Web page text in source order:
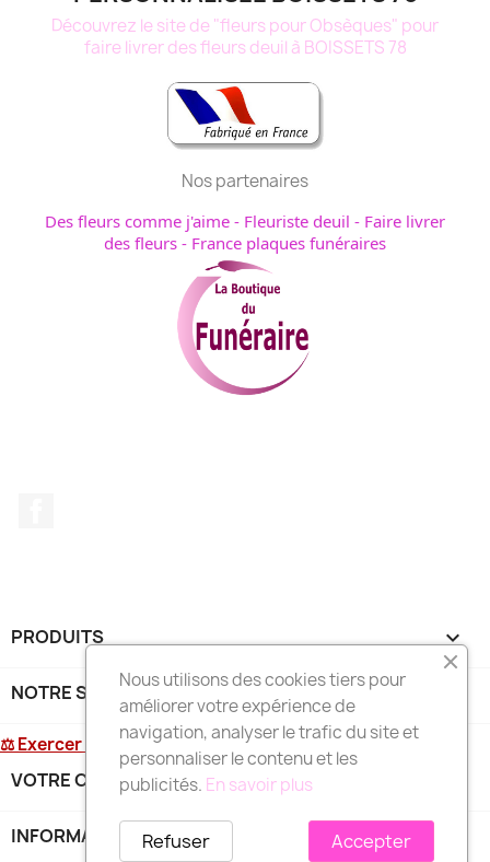
Découvrez le site de "fleurs pour Obsèques" pour
faire livrer des fleurs deuil à BOISSETS 78
Nos partenaires
Des fleurs comme j'aime - Fleuriste deuil - Faire livrer
des fleurs - France plaques funéraires
PRODUITS 
NOTRE SOCIÉTÉ
⚖ Exercer mon droit de rétractation
VOTRE COMPTE
INFORMATIONS
Nous utilisons des cookies tiers pour
améliorer votre expérience de
navigation, analyser le trafic du site et
personnaliser le contenu et les
publicités. En savoir plus
Accepter
Refuser